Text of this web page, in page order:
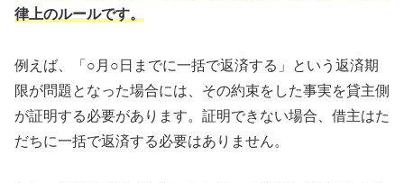
律上のルールです。
例えば、「○月○日までに一括で返済する」という返済期
限が問題となった場合には、その約束をした事実を貸主側
が証明する必要があります。証明できない場合、借主はた
だちに一括で返済する必要はありません。